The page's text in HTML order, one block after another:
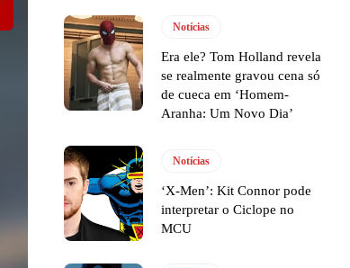
Notícias
Era ele? Tom Holland revela
se realmente gravou cena só
de cueca em ‘Homem-
Aranha: Um Novo Dia’
Notícias
‘X-Men’: Kit Connor pode
interpretar o Ciclope no
MCU